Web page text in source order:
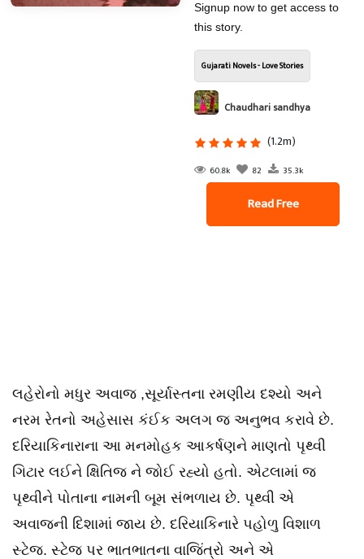
Signup now to get access to
this story.
Gujarati Novels - Love Stories
Chaudhari sandhya
(1.2m)
60.8k 82 35.3k
Read Free
લહેરોનો મધુર અવાજ ,સૂર્યાસ્તના રમણીય દશ્યો અને
નરમ રેતનો અહેસાસ કંઈક અલગ જ અનુભવ કરાવે છે.
દરિયાકિનારાના આ મનમોહક આકર્ષણને માણતો પૃથ્વી
ગિટાર લઈને ક્ષિતિજ ને જોઈ રહ્યો હતો. એટલામાં જ
પૃથ્વીને પોતાના નામની બૂમ સંભળાય છે. પૃથ્વી એ
અવાજની દિશામાં જાય છે. દરિયાકિનારે પહોળુ વિશાળ
સ્ટેજ. સ્ટેજ પર ભાતભાતના વાજિંત્રો અને એ